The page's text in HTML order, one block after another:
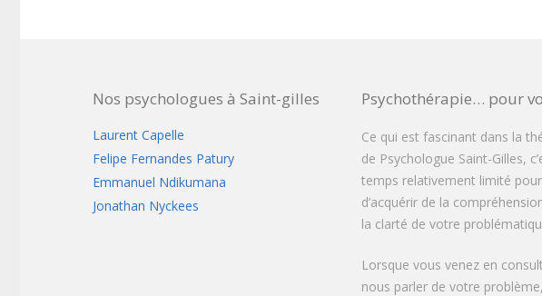
Nos psychologues à Saint-gilles
Laurent Capelle
Felipe Fernandes Patury
Emmanuel Ndikumana
Jonathan Nyckees
Psychothérapie… pour
Ce qui est fascinant dans la
de Psychologue Saint-Gilles,
temps relativement limité pour
d’acquérir de la
la clarté de votre
Lorsque vous venez en
nous parler de votre